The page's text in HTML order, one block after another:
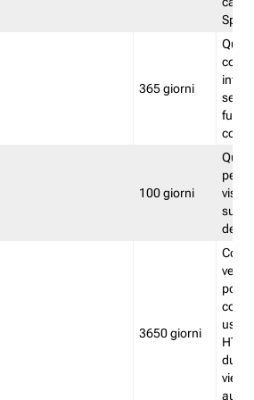
Split
365 giorni
100 giorni
su
3650 giorni
viene